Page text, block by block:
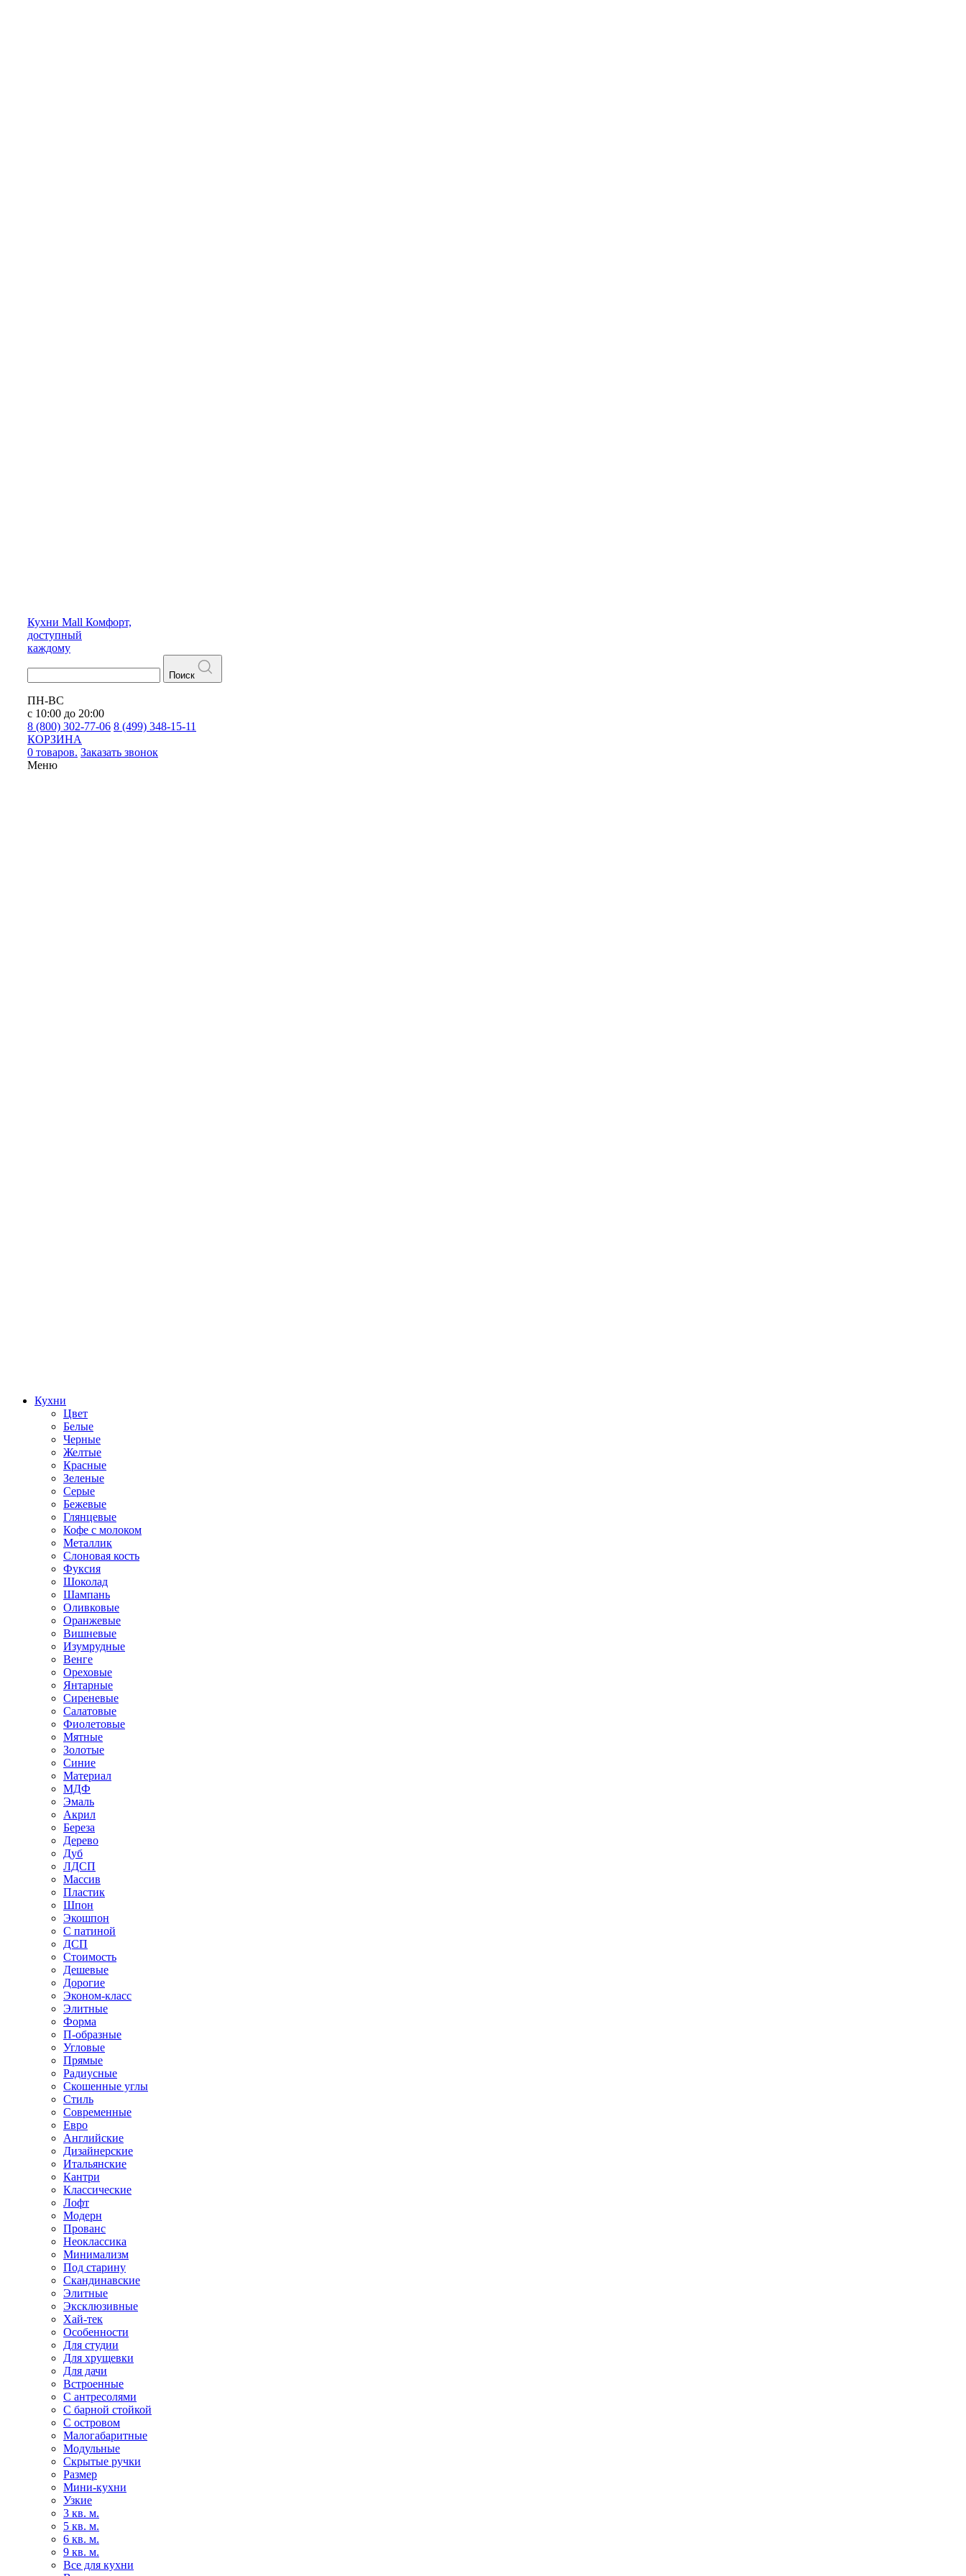
Кухни Mall Комфорт,
доступный
каждому
Поиск
ПН-ВС
с 10:00 до 20:00
8 (800) 302-77-06 8 (499) 348-15-11
КОРЗИНА
0 товаров. Заказать звонок
Меню
Кухни
Цвет
Белые
Черные
Желтые
Красные
Зеленые
Серые
Бежевые
Глянцевые
Кофе с молоком
Металлик
Слоновая кость
Фуксия
Шоколад
Шампань
Оливковые
Оранжевые
Вишневые
Изумрудные
Венге
Ореховые
Янтарные
Сиреневые
Салатовые
Фиолетовые
Мятные
Золотые
Синие
Материал
МДФ
Эмаль
Акрил
Береза
Дерево
Дуб
ЛДСП
Массив
Пластик
Шпон
Экошпон
С патиной
ДСП
Стоимость
Дешевые
Дорогие
Эконом-класс
Элитные
Форма
П-образные
Угловые
Прямые
Радиусные
Скошенные углы
Стиль
Современные
Евро
Английские
Дизайнерские
Итальянские
Кантри
Классические
Лофт
Модерн
Прованс
Неоклассика
Минимализм
Под старину
Скандинавские
Элитные
Эксклюзивные
Хай-тек
Особенности
Для студии
Для хрущевки
Для дачи
Встроенные
С антресолями
С барной стойкой
С островом
Малогабаритные
Модульные
Скрытые ручки
Размер
Мини-кухни
Узкие
3 кв. м.
5 кв. м.
6 кв. м.
9 кв. м.
Все для кухни